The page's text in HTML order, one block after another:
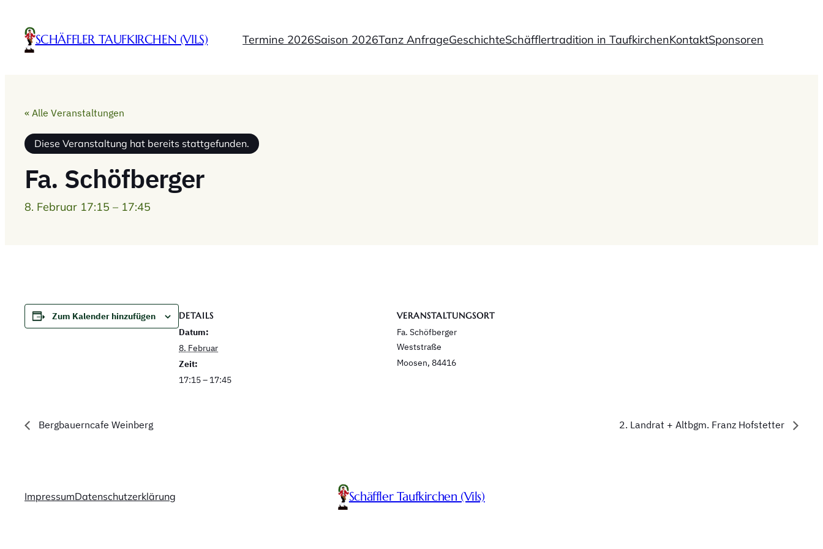
SCHÄFFLER TAUFKIRCHEN (VILS) Termine 2026Saison 2026Tanz AnfrageGeschichteSchäfflertradition in TaufkirchenKontaktSponsoren
« Alle Veranstaltungen
Diese Veranstaltung hat bereits stattgefunden.
Fa. Schöfberger
8. Februar 17:15 – 17:45
Zum Kalender hinzufügen
DETAILS
Datum:
8. Februar
Zeit:
17:15 – 17:45
VERANSTALTUNGSORT
Fa. Schöfberger
Weststraße
Moosen, 84416
Bergbauerncafe Weinberg 2. Landrat + Altbgm. Franz Hofstetter
ImpressumDatenschutzerklärung Schäffler Taufkirchen (Vils)